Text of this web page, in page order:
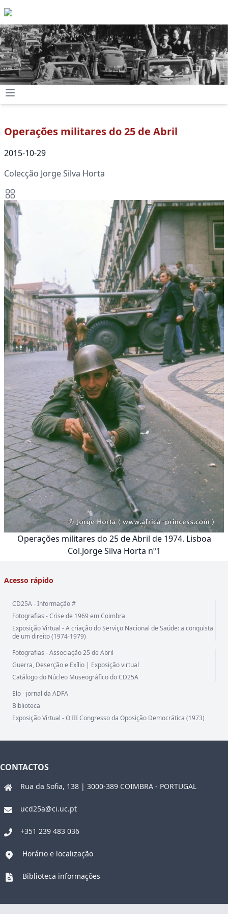
Operações militares do 25 de Abril
2015-10-29
Colecção Jorge Silva Horta
Operações militares do 25 de Abril de 1974. Lisboa
Col.Jorge Silva Horta nº1
Acesso rápido
CD25A - Informação #
Fotografias - Crise de 1969 em Coimbra
Exposição Virtual - A criação do Serviço Nacional de Saúde: a conquista
de um direito (1974-1979)
Fotografias - Associação 25 de Abril
Guerra, Deserção e Exílio | Exposição virtual
Catálogo do Núcleo Museográfico do CD25A
Elo - jornal da ADFA
Biblioteca
Exposição Virtual - O III Congresso da Oposição Democrática (1973)
CONTACTOS
Rua da Sofia, 138 | 3000-389 COIMBRA - PORTUGAL
ucd25a@ci.uc.pt
+351 239 483 036
Horário e localização
Biblioteca informações